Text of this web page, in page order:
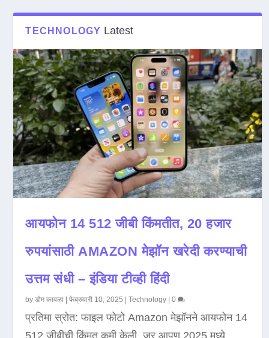
TECHNOLOGY Latest
आयफोन 14 512 जीबी किंमतीत, 20 हजार
रुपयांसाठी AMAZON मेझॉन खरेदी करण्याची
उत्तम संधी – इंडिया टीव्ही हिंदी
byडोम कावळा |फेब्रुवारी 10, 2025 |Technology |0
प्रतिमा स्रोत: फाइल फोटो Amazon मेझॉनने आयफोन 14